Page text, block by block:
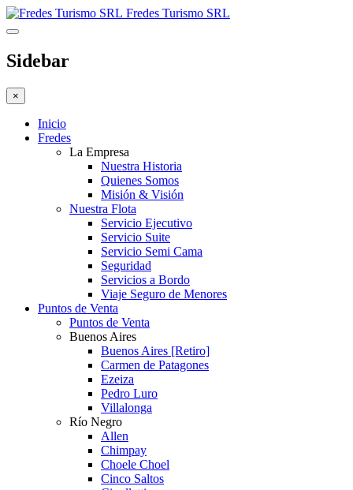
Fredes Turismo SRL
Sidebar
×
Inicio
Fredes
La Empresa
Nuestra Historia
Quienes Somos
Misión & Visión
Nuestra Flota
Servicio Ejecutivo
Servicio Suite
Servicio Semi Cama
Seguridad
Servicios a Bordo
Viaje Seguro de Menores
Puntos de Venta
Puntos de Venta
Buenos Aires
Buenos Aires [Retiro]
Carmen de Patagones
Ezeiza
Pedro Luro
Villalonga
Río Negro
Allen
Chimpay
Choele Choel
Cinco Saltos